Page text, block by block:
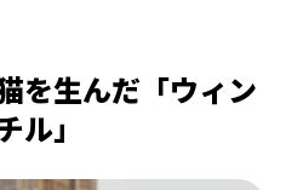
を生んだ「ウィン
ル」